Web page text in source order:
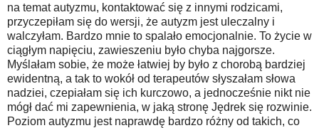
na temat autyzmu, kontaktować się z innymi rodzicami,
przyczepiłam się do wersji, że autyzm jest uleczalny i
walczyłam. Bardzo mnie to spalało emocjonalnie. To życie w
ciągłym napięciu, zawieszeniu było chyba najgorsze.
Myślałam sobie, że może łatwiej by było z chorobą bardziej
ewidentną, a tak to wokół od terapeutów słyszałam słowa
nadziei, czepiałam się ich kurczowo, a jednocześnie nikt nie
mógł dać mi zapewnienia, w jaką stronę Jędrek się rozwinie.
Poziom autyzmu jest naprawdę bardzo różny od takich, co